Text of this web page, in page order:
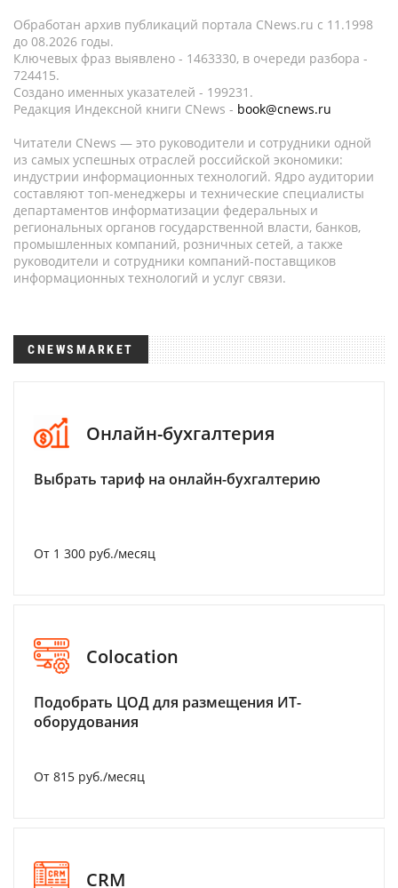
Обработан архив публикаций портала CNews.ru c 11.1998
до 08.2026 годы.
Ключевых фраз выявлено - 1463330, в очереди разбора -
724415.
Создано именных указателей - 199231.
Редакция Индексной книги CNews - book@cnews.ru
Читатели CNews — это руководители и сотрудники одной
из самых успешных отраслей российской экономики:
индустрии информационных технологий. Ядро аудитории
составляют топ-менеджеры и технические специалисты
департаментов информатизации федеральных и
региональных органов государственной власти, банков,
промышленных компаний, розничных сетей, а также
руководители и сотрудники компаний-поставщиков
информационных технологий и услуг связи.
CNEWSMARKET
Онлайн-бухгалтерия
Выбрать тариф на онлайн-бухгалтерию
От 1 300 руб./месяц
Colocation
Подобрать ЦОД для размещения ИТ-
оборудования
От 815 руб./месяц
CRM